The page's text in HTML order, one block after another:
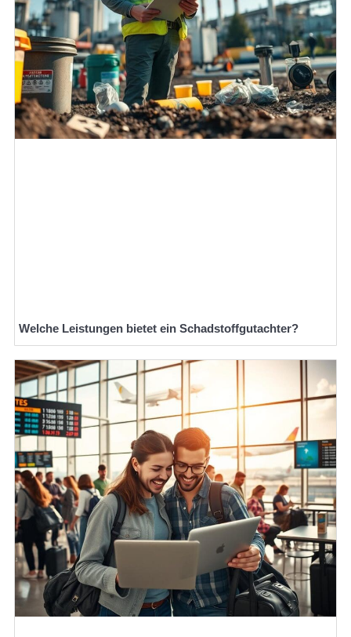
Welche Leistungen bietet ein Schadstoffgutachter?